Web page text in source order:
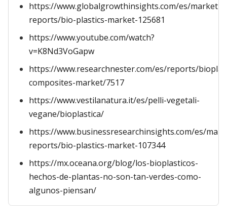
https://www.globalgrowthinsights.com/es/market-
reports/bio-plastics-market-125681
https://www.youtube.com/watch?
v=K8Nd3VoGapw
https://www.researchnester.com/es/reports/
composites-market/7517
https://www.vestilanatura.it/es/pelli-vegetali-
vegane/bioplastica/
https://www.businessresearchinsights.com/es/
reports/bio-plastics-market-107344
https://mx.oceana.org/blog/los-bioplasticos-
hechos-de-plantas-no-son-tan-verdes-como-
algunos-piensan/